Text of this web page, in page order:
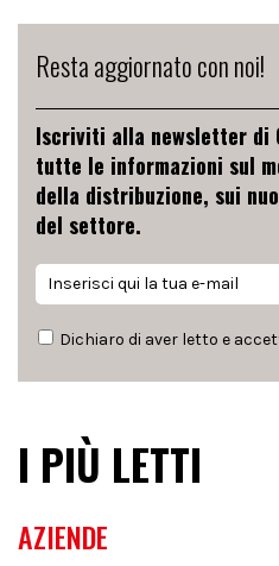
Resta aggiornato con noi!
Iscriviti alla newsletter di
tutte le informazioni sul
della distribuzione, sui
del settore.
Dichiaro di aver letto e
I PIÙ LETTI
AZIENDE